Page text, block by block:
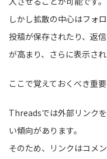
しかし拡散の中心はフォ
投稿が保存されたり、返
が高まり、さらに表示され
ここで覚えておくべき重
Threadsでは外部リンク
い傾向があります。
そのため、リンクはコメ